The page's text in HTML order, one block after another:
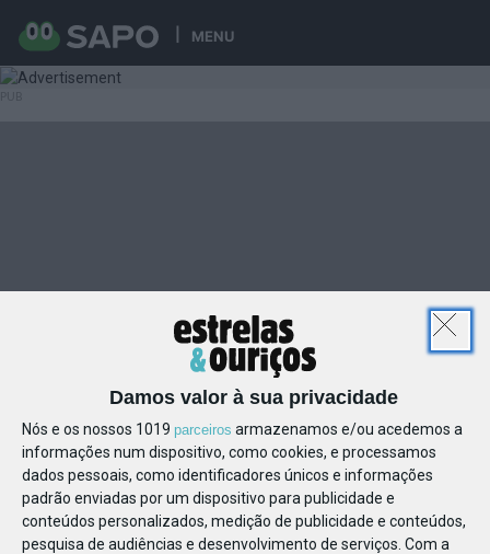
MENU
Damos valor à sua privacidade
Nós e os nossos 1019 parceiros armazenamos e/ou acedemos a
informações num dispositivo, como cookies, e processamos
dados pessoais, como identificadores únicos e informações
padrão enviadas por um dispositivo para publicidade e
conteúdos personalizados, medição de publicidade e conteúdos,
pesquisa de audiências e desenvolvimento de serviços. Com a